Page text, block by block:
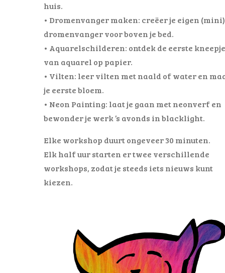
huis.
• Dromenvanger maken: creëer je eigen (mini)
dromenvanger voor boven je bed.
• Aquarelschilderen: ontdek de eerste
van aquarel op papier.
• Vilten: leer vilten met naald of water en
je eerste bloem.
• Neon Painting: laat je gaan met neonverf en
bewonder je werk ’s avonds in blacklight.
Elke workshop duurt ongeveer 30 minuten.
Elk half uur starten er twee verschillende
workshops, zodat je steeds iets nieuws kunt
kiezen.